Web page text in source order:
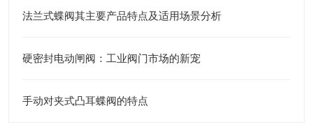
法兰式蝶阀其主要产品特点及适用场景分析
硬密封电动闸阀：工业阀门市场的新宠
手动对夹式凸耳蝶阀的特点